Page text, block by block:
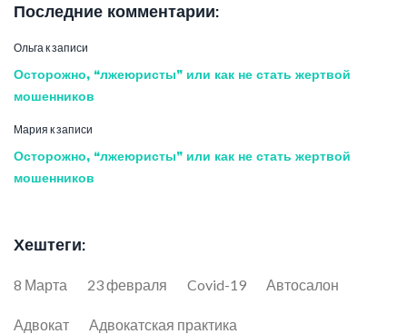
Последние комментарии:
Ольга к записи
Осторожно, “лжеюристы” или как не стать жертвой
мошенников
Мария к записи
Осторожно, “лжеюристы” или как не стать жертвой
мошенников
Хештеги:
8 Марта 23 февраля Covid-19 Автосалон
Адвокат Адвокатская практика